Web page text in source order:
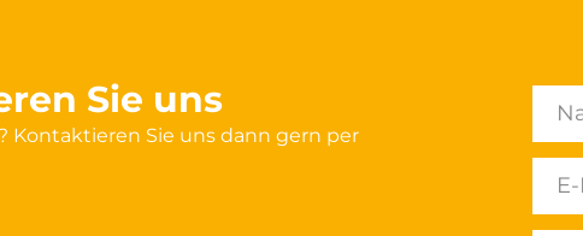
Sie uns
Kontaktieren Sie uns dann gern per